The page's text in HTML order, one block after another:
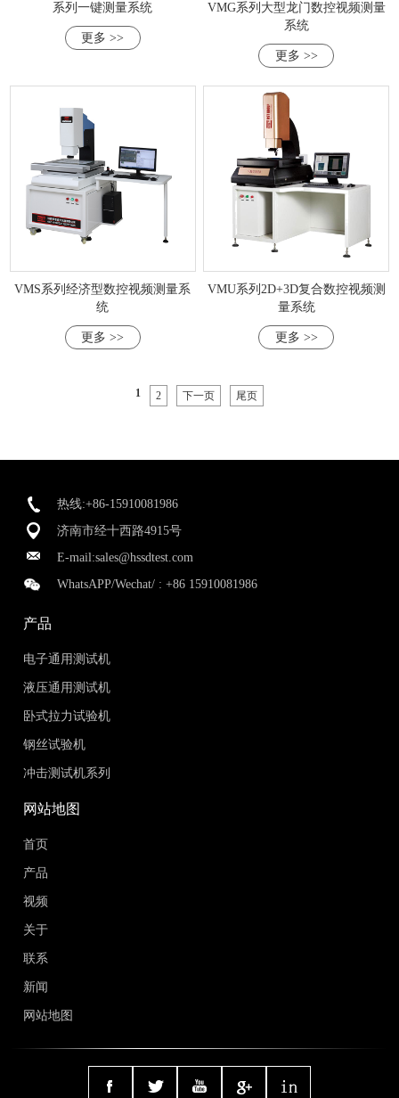
系列一键测量系统
更多 >>
VMG系列大型龙门数控视频测量
系统
更多 >>
VMS系列经济型数控视频测量系
统
更多 >>
VMU系列2D+3D复合数控视频测
量系统
更多 >>
1 2 下一页 尾页
热线:+86-15910081986
济南市经十西路4915号
E-mail:sales@hssdtest.com
WhatsAPP/Wechat/ :+86 15910081986
产品
电子通用测试机
液压通用测试机
卧式拉力试验机
钢丝试验机
冲击测试机系列
网站地图
首页
产品
视频
关于
联系
新闻
网站地图